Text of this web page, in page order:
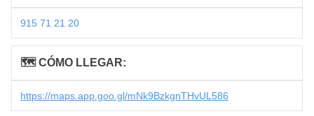
915 71 21 20
🗺 CÓMO LLEGAR:
https://maps.app.goo.gl/mNk9BzkgnTHvUL586